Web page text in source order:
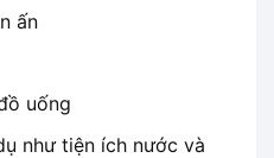
ấn
uống
như tiện ích nước và